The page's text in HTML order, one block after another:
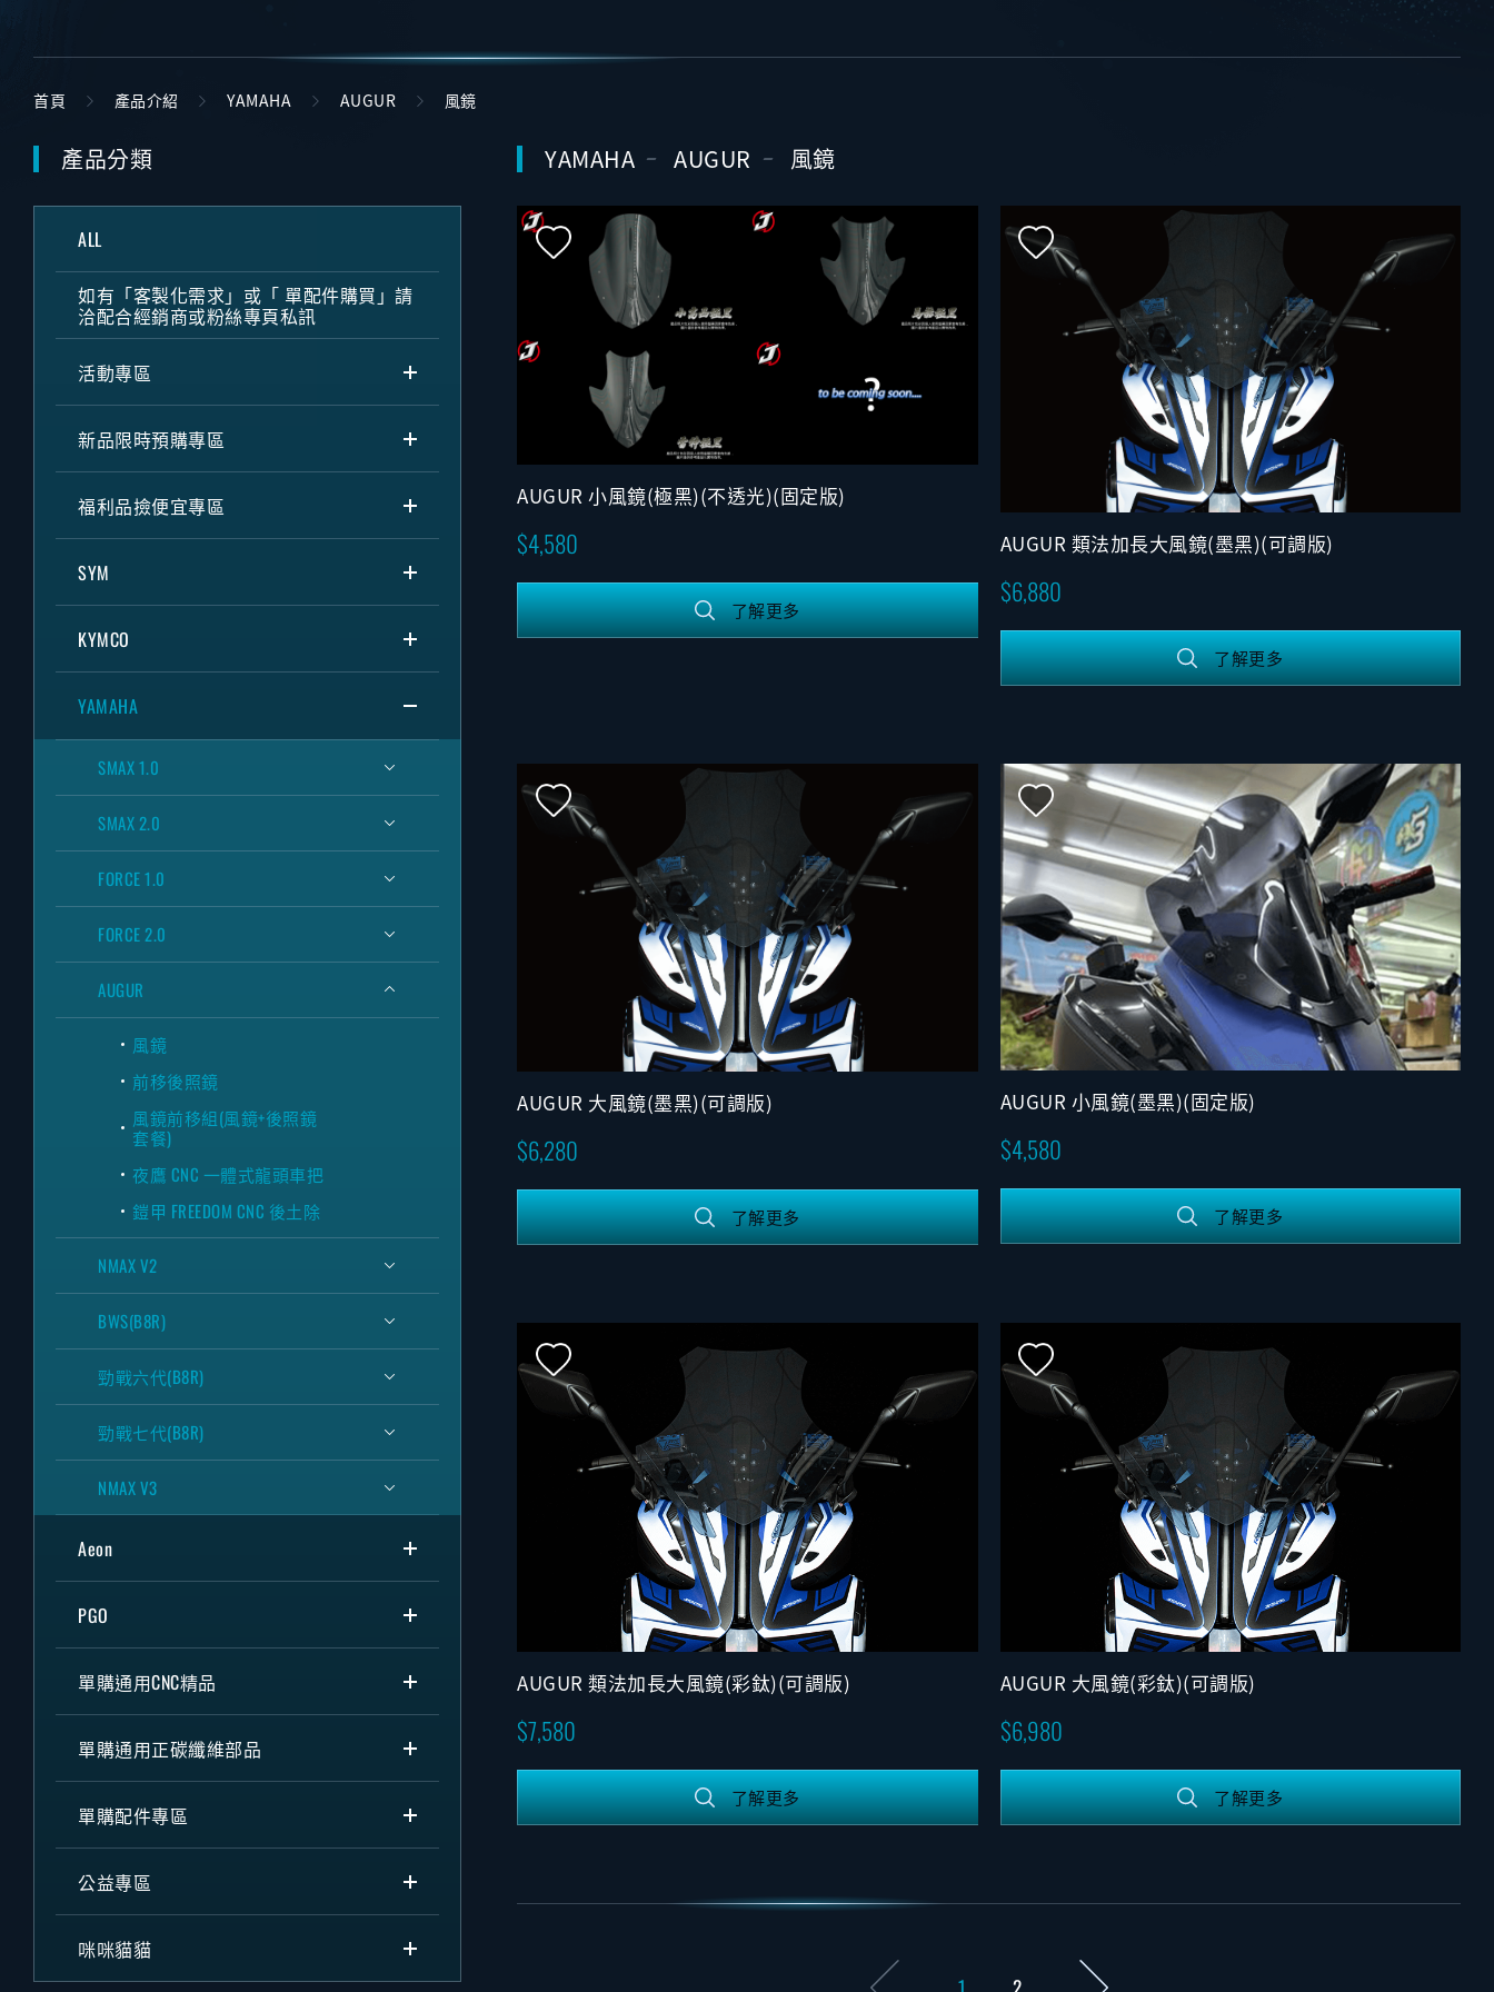
首頁 產品介紹 YAMAHA AUGUR 風鏡
產品分類
ALL
如有「客製化需求」或「 單配件購買」請
洽配合經銷商或粉絲專頁私訊
活動專區
新品限時預購專區
福利品撿便宜專區
SYM
KYMCO
YAMAHA
SMAX 1.0
SMAX 2.0
FORCE 1.0
FORCE 2.0
AUGUR
風鏡
前移後照鏡
風鏡前移組(風鏡+後照鏡
套餐)
夜鷹 CNC 一體式龍頭車把
鎧甲 FREEDOM CNC 後土除
NMAX V2
BWS(B8R)
勁戰六代(B8R)
勁戰七代(B8R)
NMAX V3
Aeon
PGO
單購通用CNC精品
單購通用正碳纖維部品
單購配件專區
公益專區
咪咪貓貓
YAMAHA AUGUR 風鏡
AUGUR 小風鏡(極黑)(不透光)(固定版)
4,580
了解更多
AUGUR 類法加長大風鏡(墨黑)(可調版)
6,880
了解更多
AUGUR 大風鏡(墨黑)(可調版)
6,280
了解更多
AUGUR 小風鏡(墨黑)(固定版)
4,580
了解更多
AUGUR 類法加長大風鏡(彩鈦)(可調版)
7,580
了解更多
AUGUR 大風鏡(彩鈦)(可調版)
6,980
了解更多